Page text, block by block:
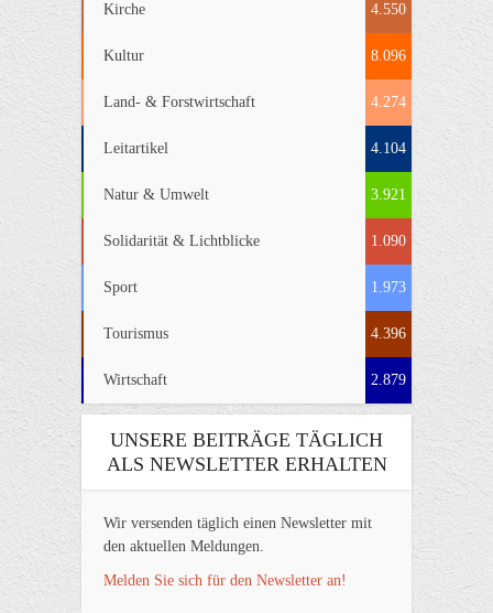
Kirche 4.550
Kultur 8.096
Land- & Forstwirtschaft 4.274
Leitartikel 4.104
Natur & Umwelt 3.921
Solidarität & Lichtblicke 1.090
Sport 1.973
Tourismus 4.396
Wirtschaft 2.879
UNSERE BEITRÄGE TÄGLICH
ALS NEWSLETTER ERHALTEN
Wir versenden täglich einen Newsletter mit
den aktuellen Meldungen.
Melden Sie sich für den Newsletter an!